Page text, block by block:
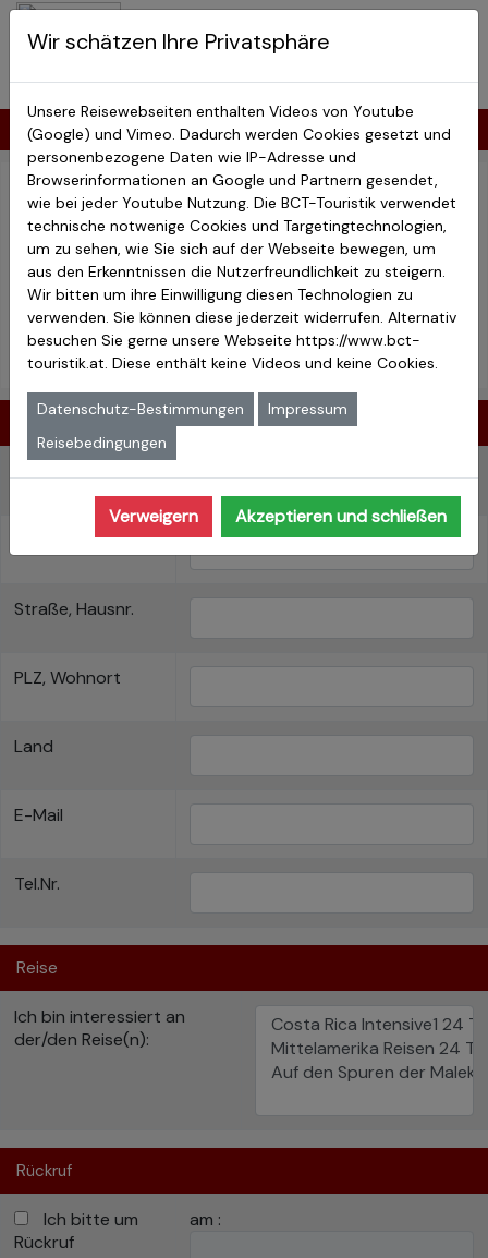
BCT-Touristik
Kontakt
Füllen Sie bitte die Formularfelder (soweit erforderlich) aus
und nennen Sie uns ggfl. die Reise(n), für die Sie sich
interessieren. Wir werden uns dann schnellstmöglich bei
Ihnen melden. Optional können Sie sich auch von uns
zurückrufen lassen.
Reisebedingungen Hinweise zum Datenschutz
Nachname
Straße, Hausnr.
PLZ, Wohnort
Land
E-Mail
Tel.Nr.
Reise
Ich bin interessiert an
der/den Reise(n):
Rückruf
Ich bitte um
Rückruf
am :
Wir schätzen Ihre Privatsphäre
Unsere Reisewebseiten enthalten Videos von Youtube
(Google) und Vimeo. Dadurch werden Cookies gesetzt und
personenbezogene Daten wie IP-Adresse und
Browserinformationen an Google und Partnern gesendet,
wie bei jeder Youtube Nutzung. Die BCT-Touristik verwendet
technische notwenige Cookies und Targetingtechnologien,
um zu sehen, wie Sie sich auf der Webseite bewegen, um
aus den Erkenntnissen die Nutzerfreundlichkeit zu steigern.
Wir bitten um ihre Einwilligung diesen Technologien zu
verwenden. Sie können diese jederzeit widerrufen. Alternativ
besuchen Sie gerne unsere Webseite https://www.bct-
touristik.at. Diese enthält keine Videos und keine Cookies.
Datenschutz-Bestimmungen
Impressum
Reisebedingungen
Verweigern Akzeptieren und schließen